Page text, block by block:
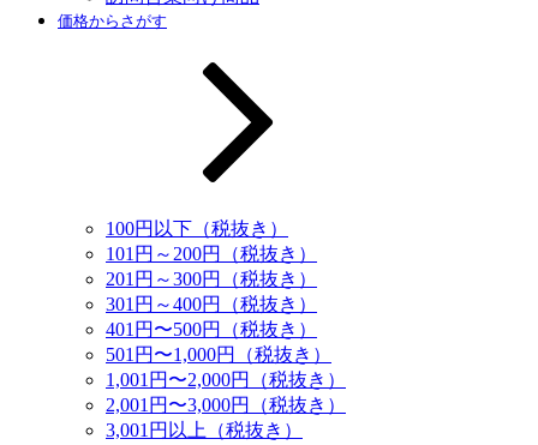
価格からさがす
100円以下（税抜き）
101円～200円（税抜き）
201円～300円（税抜き）
301円～400円（税抜き）
401円〜500円（税抜き）
501円〜1,000円（税抜き）
1,001円〜2,000円（税抜き）
2,001円〜3,000円（税抜き）
3,001円以上（税抜き）